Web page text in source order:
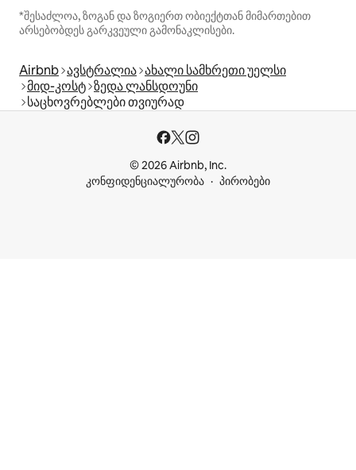
*შესაძლოა, ზოგან და ზოგიერთ ობიექტთან მიმართებით
არსებობდეს გარკვეული გამონაკლისები.
Airbnb ავსტრალია ახალი სამხრეთი უელსი
მიდ-კოსტ ზედა ლანსდოუნი
საცხოვრებლები თვიურად
© 2026 Airbnb, Inc.
კონფიდენციალურობა
პირობები